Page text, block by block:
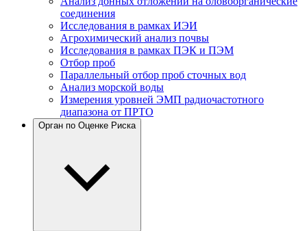
соединения
Исследования в рамках ИЭИ
Агрохимический анализ почвы
Исследования в рамках ПЭК и ПЭМ
Отбор проб
Параллельный отбор проб сточных вод
Анализ морской воды
Измерения уровней ЭМП радиочастотного
диапазона от ПРТО
Орган по Оценке Риска